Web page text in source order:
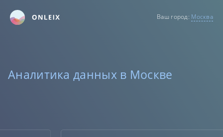
Ваш город: Москва
Аналитика данных в Москве